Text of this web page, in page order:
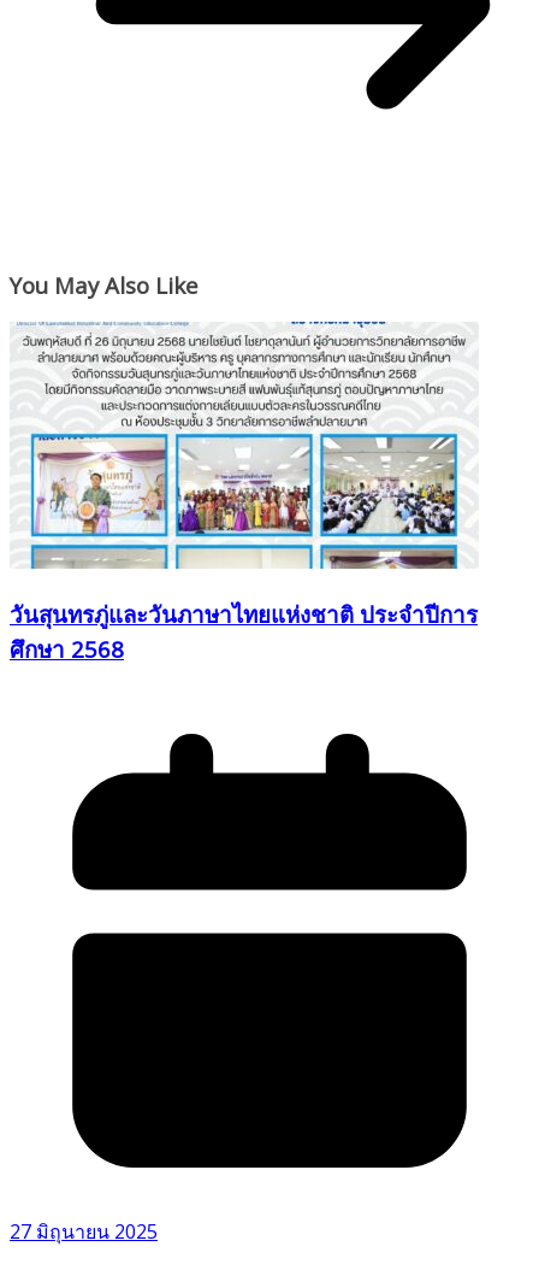
You May Also Like
วันสุนทรภู่และวันภาษาไทยแห่งชาติ ประจำปีการ
ศึกษา 2568
27 มิถุนายน 2025